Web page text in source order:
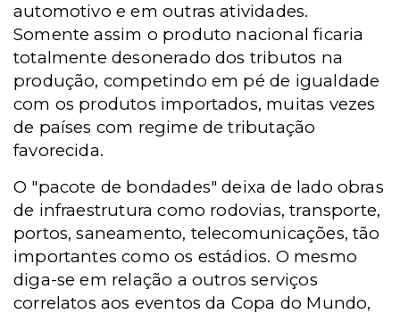
automotivo e em outras atividades.
Somente assim o produto nacional ficaria
totalmente desonerado dos tributos na
produção, competindo em pé de igualdade
com os produtos importados, muitas vezes
de países com regime de tributação
favorecida.
O "pacote de bondades" deixa de lado obras
de infraestrutura como rodovias, transporte,
portos, saneamento, telecomunicações, tão
importantes como os estádios. O mesmo
diga-se em relação a outros serviços
correlatos aos eventos da Copa do Mundo,